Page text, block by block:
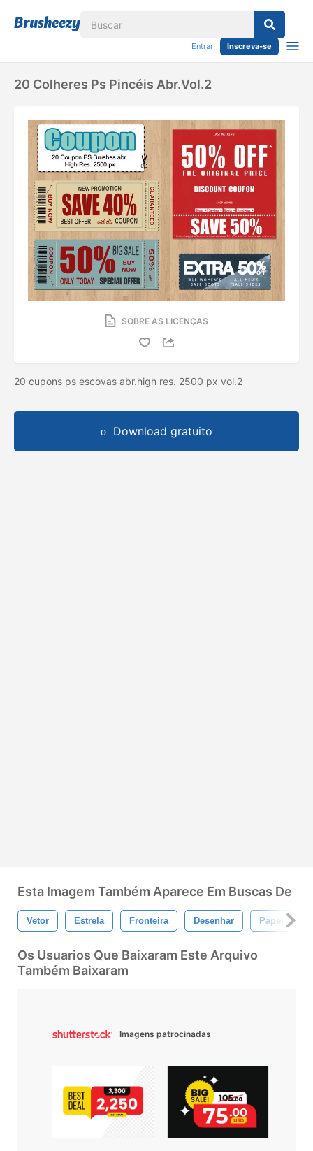
Entrar Inscreva-se
20 Colheres Ps Pincéis Abr.vol.2
SOBRE AS LICENÇAS
20 cupons ps escovas abr.high res. 2500 px vol.2
Download gratuito
Esta Imagem Também Aparece Em Buscas De
Vetor Estrela Fronteira Desenhar Papel
Os Usuarios Que Baixaram Este Arquivo
Também Baixaram
Imagens patrocinadas